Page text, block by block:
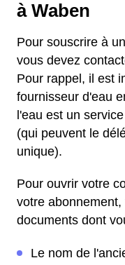
à Waben
Pour souscrire à
vous devez
Pour rappel, il est
fournisseur d'eau
l'eau est un
(qui peuvent le
unique).
Pour ouvrir votre
votre
documents dont
Le nom de